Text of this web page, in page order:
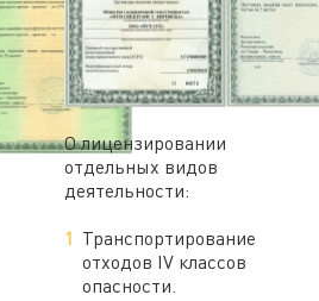
О лицензировании
отдельных видов
деятельности:
Транспортирование
отходов IV классов
опасности.